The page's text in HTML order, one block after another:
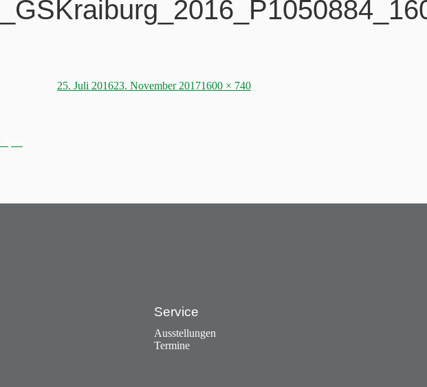
Posted
25. Juli 201623. November 2017Full
1600 × 740
Service
Ausstellungen
Termine